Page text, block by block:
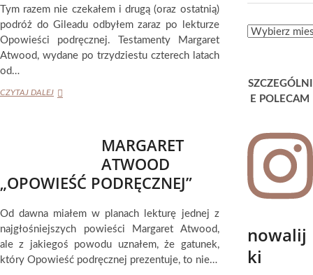
Tym razem nie czekałem i drugą (oraz ostatnią)
podróż do Gileadu odbyłem zaraz po lekturze
Opowieści podręcznej. Testamenty Margaret
Atwood, wydane po trzydziestu czterech latach
od…
CZYTAJ DALEJMARGARET
MARGARET
ATWOOD
„OPOWIEŚĆ PODRĘCZNEJ”
Od dawna miałem w planach lekturę jednej z
najgłośniejszych powieści Margaret Atwood,
ale z jakiegoś powodu uznałem, że gatunek,
który Opowieść podręcznej prezentuje, to nie…
ARCHIWUM
SZCZEGÓLNI
E POLECAM
nowalij
ki